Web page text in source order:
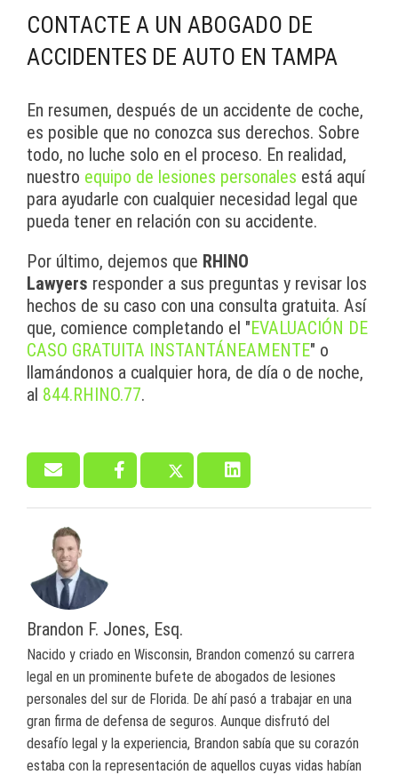
CONTACTE A UN ABOGADO DE
ACCIDENTES DE AUTO EN TAMPA
En resumen, después de un accidente de coche,
es posible que no conozca sus derechos. Sobre
todo, no luche solo en el proceso. En realidad,
nuestro equipo de lesiones personales está aquí
para ayudarle con cualquier necesidad legal que
pueda tener en relación con su accidente.
Por último, dejemos que RHINO
Lawyers responder a sus preguntas y revisar los
hechos de su caso con una consulta gratuita. Así
que, comience completando el "EVALUACIÓN DE
CASO GRATUITA INSTANTÁNEAMENTE" o
llamándonos a cualquier hora, de día o de noche,
al 844.RHINO.77.
Brandon F. Jones, Esq.
Nacido y criado en Wisconsin, Brandon comenzó su carrera
legal en un prominente bufete de abogados de lesiones
personales del sur de Florida. De ahí pasó a trabajar en una
gran firma de defensa de seguros. Aunque disfrutó del
desafío legal y la experiencia, Brandon sabía que su corazón
estaba con la representación de aquellos cuyas vidas habían